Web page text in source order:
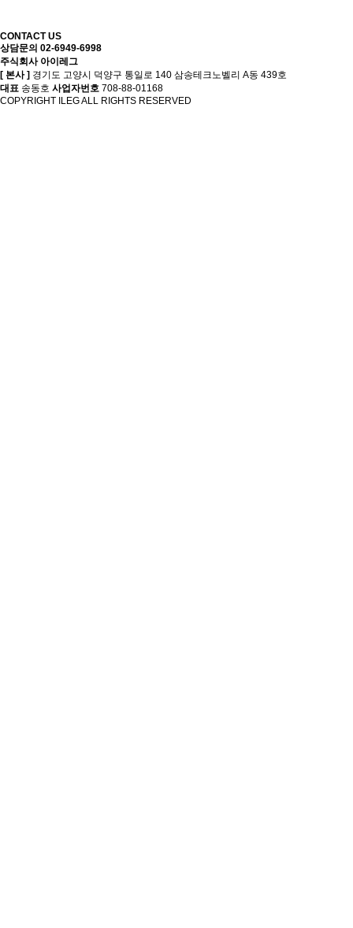
CONTACT US
상담문의 02-6949-6998
주식회사 아이레그
[ 본사 ] 경기도 고양시 덕양구 통일로 140 삼송테크노벨리 A동 439호
대표 송동호 사업자번호 708-88-01168
COPYRIGHT ILEG ALL RIGHTS RESERVED